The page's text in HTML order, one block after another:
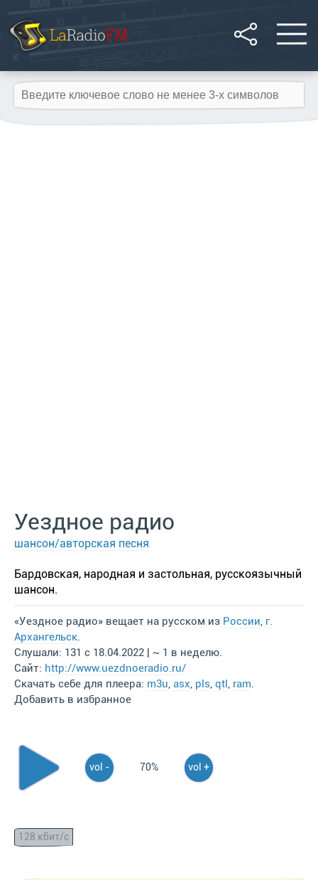
Уездное радио
шансон/авторская песня
Бардовская, народная и застольная, русскоязычный
шансон.
«Уездное радио» вещает на русском из России, г.
Архангельск.
Слушали: 131 с 18.04.2022 | ~ 1 в неделю.
Сайт: http://www.uezdnoeradio.ru/
Скачать себе для плеера: m3u, asx, pls, qtl, ram.
Добавить в избранное
vol - 70% vol +
128 кбит/с